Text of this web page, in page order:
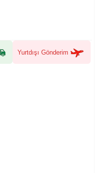
Yurtdışı Gönderim